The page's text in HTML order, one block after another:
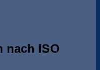
nach ISO